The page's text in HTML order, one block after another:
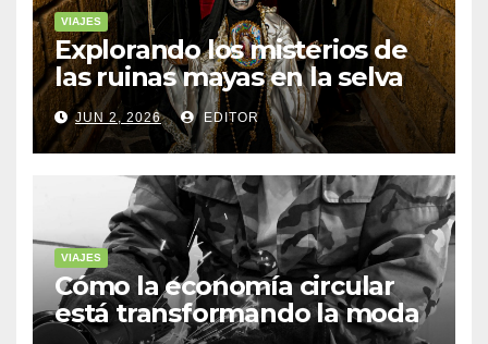
VIAJES
Explorando los misterios de
las ruinas mayas en la selva
de Yucatán
JUN 2, 2026 EDITOR
VIAJES
Cómo la economía circular
está transformando la moda